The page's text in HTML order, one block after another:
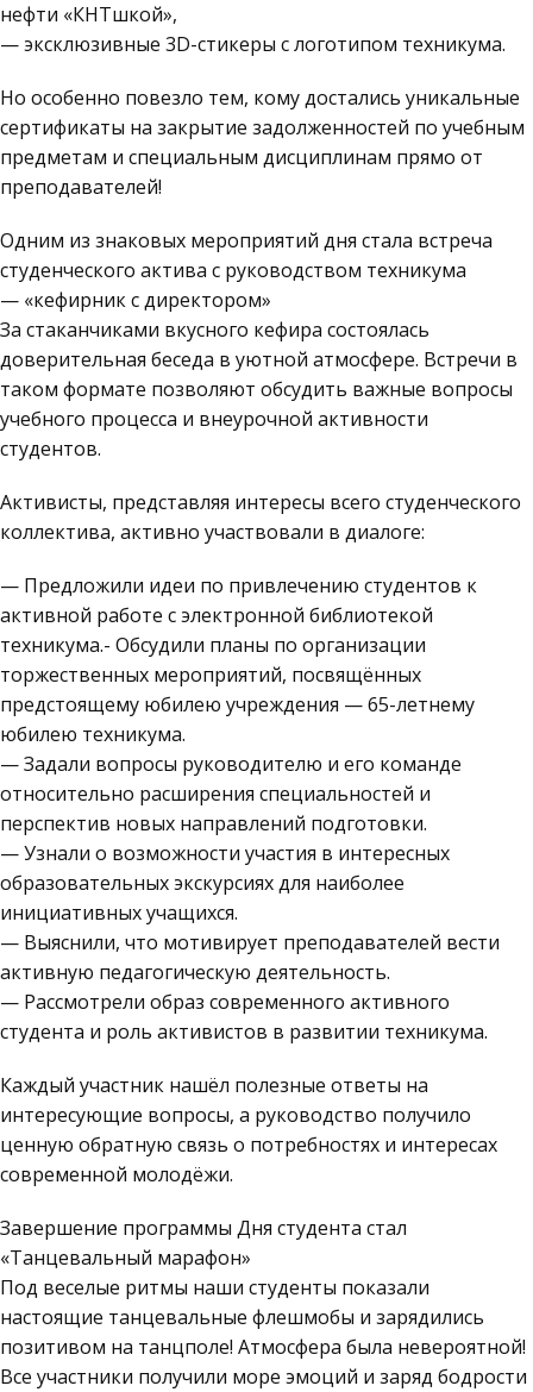
нефти «КНТшкой»,
— эксклюзивные 3D-стикеры с логотипом техникума.
Но особенно повезло тем, кому достались уникальные
сертификаты на закрытие задолженностей по учебным
предметам и специальным дисциплинам прямо от
преподавателей!
Одним из знаковых мероприятий дня стала встреча
студенческого актива с руководством техникума
— «кефирник с директором»
За стаканчиками вкусного кефира состоялась
доверительная беседа в уютной атмосфере. Встречи в
таком формате позволяют обсудить важные вопросы
учебного процесса и внеурочной активности
студентов.
Активисты, представляя интересы всего студенческого
коллектива, активно участвовали в диалоге:
— Предложили идеи по привлечению студентов к
активной работе с электронной библиотекой
техникума.- Обсудили планы по организации
торжественных мероприятий, посвящённых
предстоящему юбилею учреждения — 65-летнему
юбилею техникума.
— Задали вопросы руководителю и его команде
относительно расширения специальностей и
перспектив новых направлений подготовки.
— Узнали о возможности участия в интересных
образовательных экскурсиях для наиболее
инициативных учащихся.
— Выяснили, что мотивирует преподавателей вести
активную педагогическую деятельность.
— Рассмотрели образ современного активного
студента и роль активистов в развитии техникума.
Каждый участник нашёл полезные ответы на
интересующие вопросы, а руководство получило
ценную обратную связь о потребностях и интересах
современной молодёжи.
Завершение программы Дня студента стал
«Танцевальный марафон»
Под веселые ритмы наши студенты показали
настоящие танцевальные флешмобы и зарядились
позитивом на танцполе! Атмосфера была невероятной!
Все участники получили море эмоций и заряд бодрости